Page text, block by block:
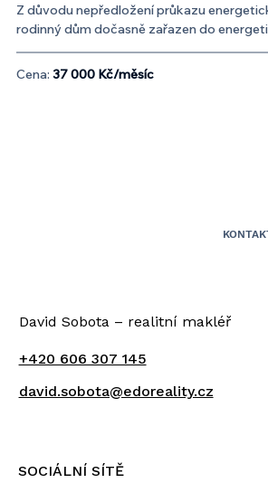
Z důvodu nepředložení průkazu
rodinný dům dočasně zařazen do
Cena: 3​7​ ​0​0​0​ ​K​č​/​m​ě​s​í​c​
David Sobota – realitní makléř
+420 606 307 145
david.sobota@edoreality.cz
SOCIÁLNÍ SÍTĚ